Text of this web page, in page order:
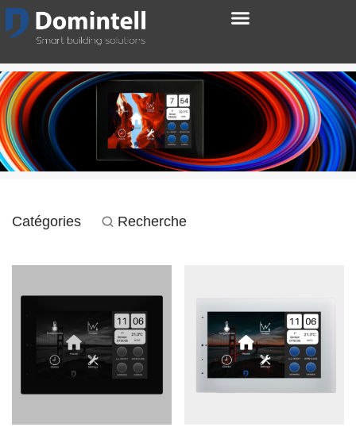
Catégories Recherche